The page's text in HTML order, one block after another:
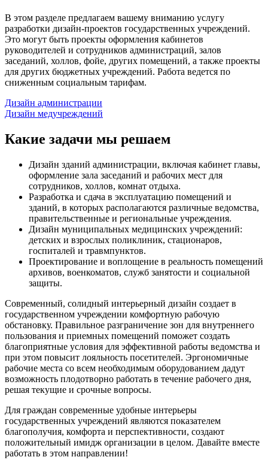
В этом разделе предлагаем вашему вниманию услугу
разработки дизайн-проектов государственных учреждений.
Это могут быть проекты оформления кабинетов
руководителей и сотрудников администраций, залов
заседаний, холлов, фойе, других помещений, а также проекты
для других бюджетных учреждений. Работа ведется по
сниженным социальным тарифам.
Дизайн администрации
Дизайн медучреждений
Какие задачи мы решаем
Дизайн зданий администрации, включая кабинет главы,
оформление зала заседаний и рабочих мест для
сотрудников, холлов, комнат отдыха.
Разработка и сдача в эксплуатацию помещений и
зданий, в которых располагаются различные ведомства,
правительственные и региональные учреждения.
Дизайн муниципальных медицинских учреждений:
детских и взрослых поликлиник, стационаров,
госпиталей и травмпунктов.
Проектирование и воплощение в реальность помещений
архивов, военкоматов, служб занятости и социальной
защиты.
Современный, солидный интерьерный дизайн создает в
государственном учреждении комфортную рабочую
обстановку. Правильное разграничение зон для внутреннего
пользования и приемных помещений поможет создать
благоприятные условия для эффективной работы ведомства и
при этом повысит лояльность посетителей. Эргономичные
рабочие места со всем необходимым оборудованием дадут
возможность плодотворно работать в течение рабочего дня,
решая текущие и срочные вопросы.
Для граждан современные удобные интерьеры
государственных учреждений являются показателем
благополучия, комфорта и перспективности, создают
положительный имидж организации в целом. Давайте вместе
работать в этом направлении!